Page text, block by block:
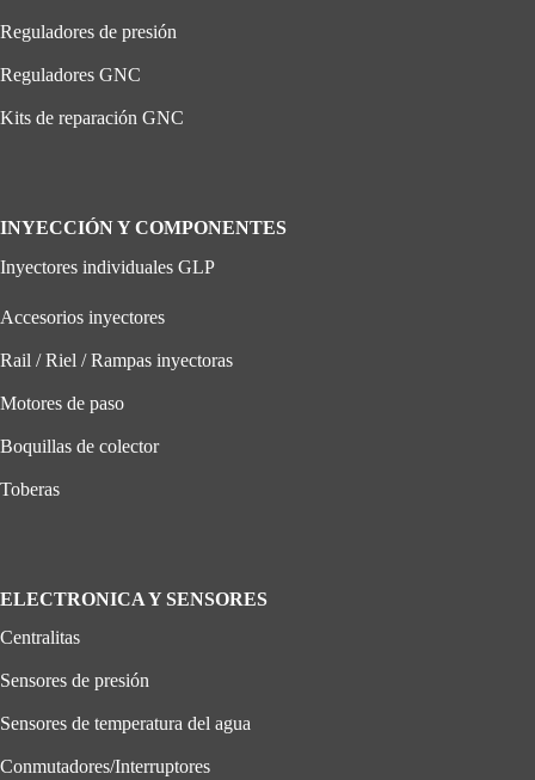
Reguladores de presión
Reguladores GNC
Kits de reparación GNC
INYECCIÓN Y COMPONENTES
Inyectores individuales GLP
Accesorios inyectores
Rail / Riel / Rampas inyectoras
Motores de paso
Boquillas de colector
Toberas
ELECTRONICA Y SENSORES
Centralitas
Sensores de presión
Sensores de temperatura del agua
Conmutadores/Interruptores